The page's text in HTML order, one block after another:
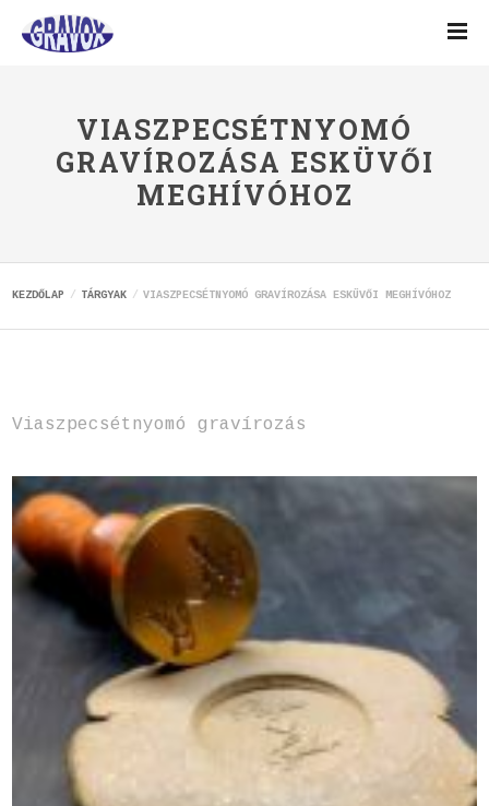
VIASZPECSÉTNYOMÓ
GRAVÍROZÁSA ESKÜVŐI
MEGHÍVÓHOZ
KEZDŐLAP TÁRGYAK VIASZPECSÉTNYOMÓ GRAVÍROZÁSA ESKÜVŐI MEGHÍVÓHOZ
Viaszpecsétnyomó gravírozás